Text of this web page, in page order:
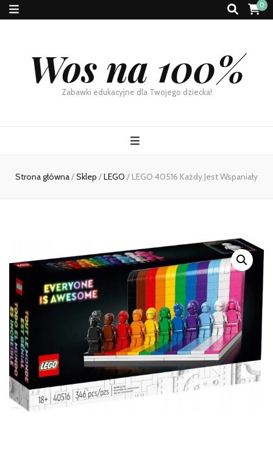
0
Wos na 100%
Zabawki edukacyjne dla Twojego dziecka!
Strona główna/Sklep /LEGO / LEGO 40516 Każdy Jest Wspaniały